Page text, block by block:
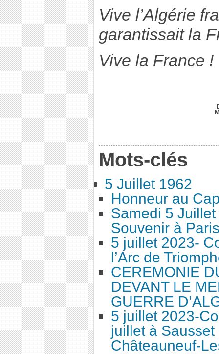
Vive l’Algérie
garantissait la
Vive la France !
Mots-clés
5 Juillet 1962
Honneur au
Samedi 5
Souvenir à Paris
5 juillet 2023-
l’Arc de
CEREMONIE
DEVANT LE
GUERRE
5 juillet 2023-
juillet à
Châteauneuf-